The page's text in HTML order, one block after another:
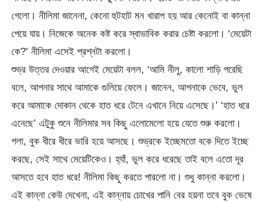
গেলো। নীলিমা জানেনা, কেনো হুটহাট মন খারাপ হয় আর কেনোই বা কান্না
পেয়ে যায়। নিজেকে অনেক কষ্ট করে স্বাভাবিক করার চেষ্টা করলো। ‘মেয়েটা
কে?’ নীলিমা এসেই প্রশ্নটা করলো।
শুভ্র উত্তর দেওয়ার আগেই মেয়েটা বলল, ‘আমি নীলু, কালো শাড়ি পরেছি
বলে, আপনার সাথে আমাকে গুলিয়ে ফেলে। জানেন, আপনাকে ভেবে, ভুল
করে আমাকে দোকান থেকে হাত ধরে টেনে এখানে নিয়ে এসেছে।’ ‘হাত ধরে
এনেছে’ এটুকু শুনে নীলিমার সব কিছু এলোমেলো হয়ে যেতে শুরু করলো।
গলা, বুক ধীরে ধীরে ভারি হয়ে আসছে। শুভ্রকে ইচ্ছেমতো বকে দিতে ইচ্ছে
করছে, সেই সাথে মেয়েটিকেও। হ্যাঁ, ভুল করে ধরেছে তাই বলে এতো দূর
আসতে হবে হাত ধরে! নীলিমা কিছু করতে পারলো না। শুধু কান্না করলো।
এই কান্না কেউ দেখেনা, এই কান্নায় চোখের পানি বের হয়না তবে বুক ভেষে